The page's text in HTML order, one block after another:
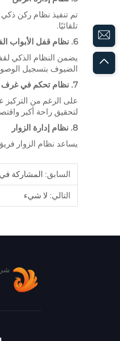
تم تنفيذ نظام ركن
تلقائيًا.
6. نظام قفل الأبواب الفند
يضمن النظام الذكي
الضيوف بتسجيل
7. نظام تحكم في غرف الضيوف
على الرغم من التركيز
لتحقيق راحة أكبر
8. نظام إدارة الزوار
يساعد نظام الزوار
السابق: المشاركة
التالي: لا شيء